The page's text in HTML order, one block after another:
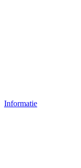
Informatie